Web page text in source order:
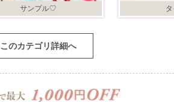
サンプル♡
このカテゴリ詳細へ